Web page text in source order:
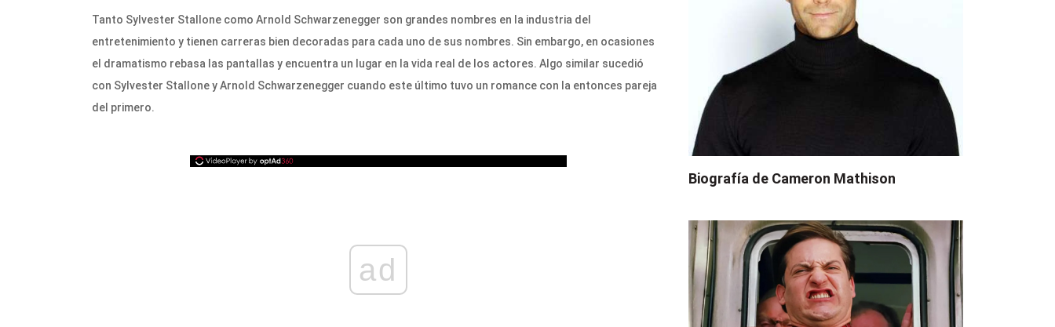
Tanto Sylvester Stallone como Arnold Schwarzenegger son grandes nombres en la industria del
entretenimiento y tienen carreras bien decoradas para cada uno de sus nombres. Sin embargo, en ocasiones
el dramatismo rebasa las pantallas y encuentra un lugar en la vida real de los actores. Algo similar sucedió
con Sylvester Stallone y Arnold Schwarzenegger cuando este último tuvo un romance con la entonces pareja
del primero.
ad
Biografía de Cameron Mathison